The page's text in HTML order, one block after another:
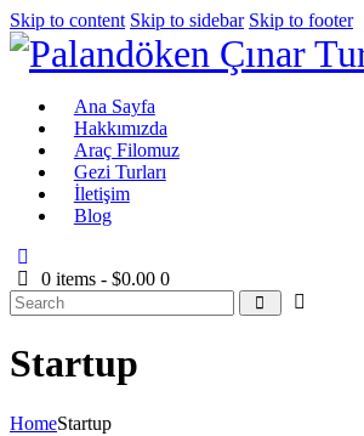
Skip to content Skip to sidebar Skip to footer
Ana Sayfa
Hakkımızda
Araç Filomuz
Gezi Turları
İletişim
Blog
0 items -$0.00 0
Startup
HomeStartup